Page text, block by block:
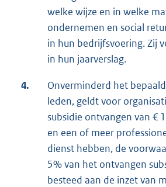
welke wijze en in welke
ondernemen en social
in hun bedrijfsvoering. Zij
in hun jaarverslag.
4.
Onverminderd het
leden, geldt voor
subsidie ontvangen van €
en een of meer
dienst hebben, de
5% van het ontvangen
besteed aan de inzet van